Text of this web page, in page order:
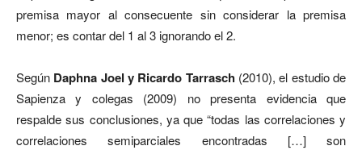
premisa mayor al consecuente sin considerar la premisa
menor; es contar del 1 al 3 ignorando el 2.
Según Daphna Joel y Ricardo Tarrasch(2010), el estudio de
Sapienza y colegas (2009) no presenta evidencia que
respalde sus conclusiones, ya que “todas las correlaciones y
correlaciones semiparciales encontradas […] son